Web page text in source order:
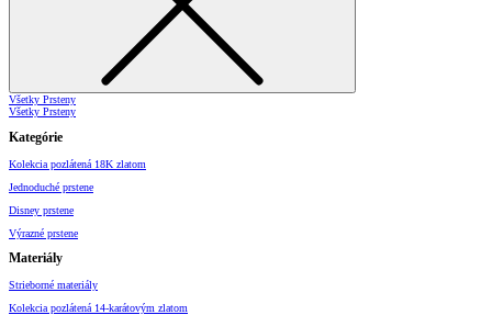
Všetky Prsteny
Všetky Prsteny
Kategórie
Kolekcia pozlátená 18K zlatom
Jednoduché prstene
Disney prstene
Výrazné prstene
Materiály
Strieborné materiály
Kolekcia pozlátená 14-karátovým zlatom